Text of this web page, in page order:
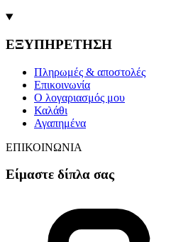
ΕΞΥΠΗΡΕΤΗΣΗ
Πληρωμές & αποστολές
Επικοινωνία
Ο λογαριασμός μου
Καλάθι
Αγαπημένα
ΕΠΙΚΟΙΝΩΝΙΑ
Είμαστε δίπλα σας